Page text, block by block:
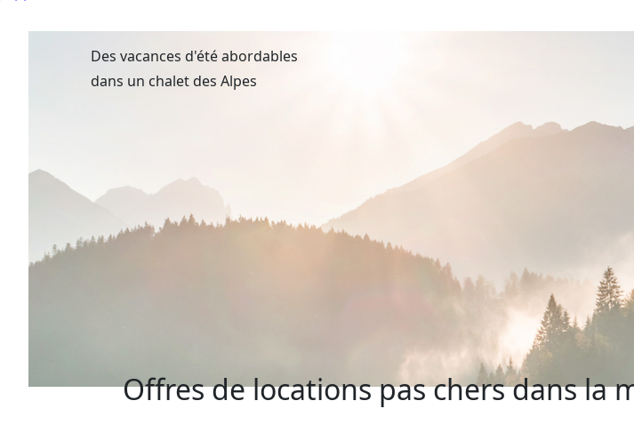
Des vacances d'été abordables
dans un chalet des Alpes
Offres de locations pas chers dans la